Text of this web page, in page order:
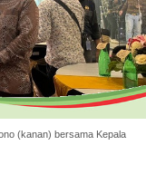
(kanan) bersama Kepala